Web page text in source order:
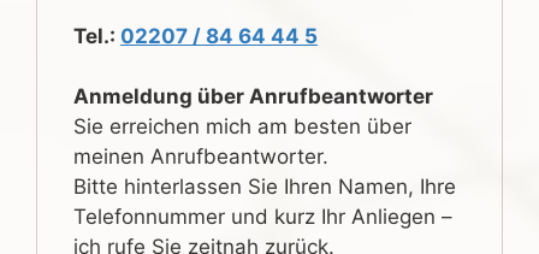
Tel.: 02207 / 84 64 44 5
Anmeldung über Anrufbeantworter
Sie erreichen mich am besten über
meinen Anrufbeantworter.
Bitte hinterlassen Sie Ihren Namen, Ihre
Telefonnummer und kurz Ihr Anliegen –
ich rufe Sie zeitnah zurück.